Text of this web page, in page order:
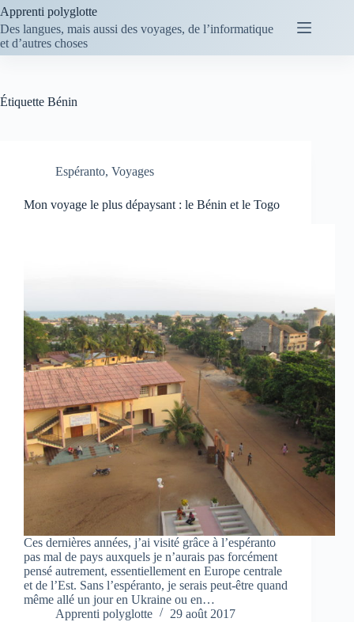
Passer
au
contenu
Apprenti polyglotte
Des langues, mais aussi des voyages, de l’informatique
et d’autres choses
Étiquette Bénin
Espéranto, Voyages
Mon voyage le plus dépaysant : le Bénin et le Togo
Ces dernières années, j’ai visité grâce à l’espéranto
pas mal de pays auxquels je n’aurais pas forcément
pensé autrement, essentiellement en Europe centrale
et de l’Est. Sans l’espéranto, je serais peut-être quand
même allé un jour en Ukraine ou en…
Apprenti polyglotte
29 août 2017